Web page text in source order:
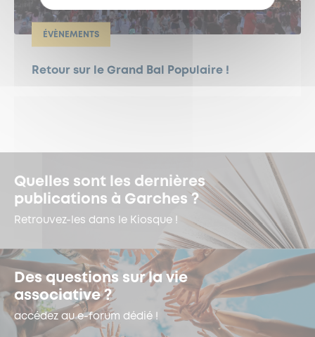
ÉVÈNEMENTS
Retour sur le Grand Bal Populaire !
Quelles sont les dernières
publications à Garches ?
Retrouvez-les dans le Kiosque !
Des questions sur la vie
associative ?
accédez au e-forum dédié !